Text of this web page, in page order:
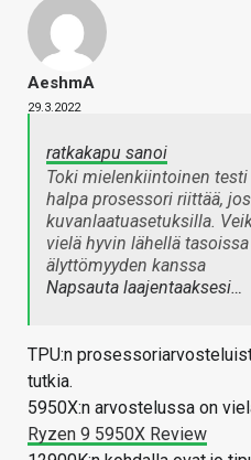
AeshmA
29.3.2022
ratkakapu sanoi
Toki mielenkiintoinen
halpa prosessori riittää,
kuvanlaatuasetuksilla.
vielä hyvin lähellä
älyttömyyden kanssa
Napsauta laajentaaksesi…
TPU:n
tutkia.
5950X:n arvostelussa on
Ryzen 9 5950X Review